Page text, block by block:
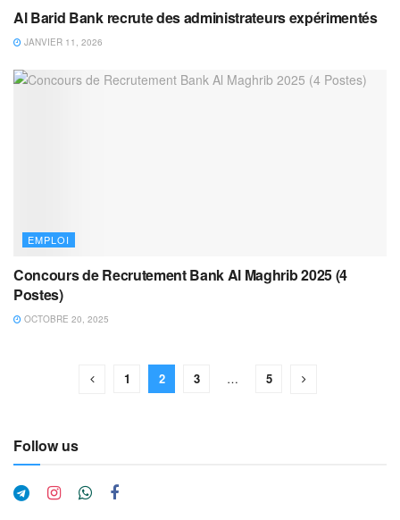
Al Barid Bank recrute des administrateurs expérimentés
JANVIER 11, 2026
EMPLOI
Concours de Recrutement Bank Al Maghrib 2025 (4
Postes)
OCTOBRE 20, 2025
1 2 3 … 5
Follow us